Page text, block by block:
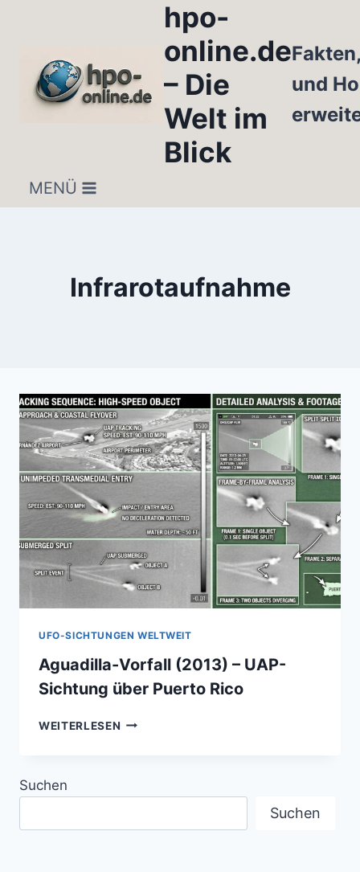
hpo-
online.de
– Die
Welt im
Blick
und
MENÜ
Infrarotaufnahme
UFO-SICHTUNGEN WELTWEIT
Aguadilla-Vorfall (2013) – UAP-
Sichtung über Puerto Rico
WEITERLESEN AGUADILLA-
Suchen
Suchen